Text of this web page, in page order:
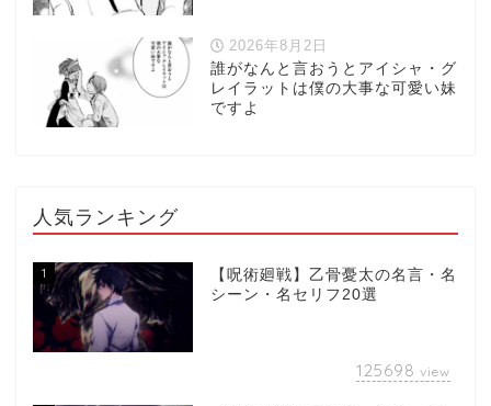
2026年8月2日
誰がなんと言おうとアイシャ・グ
レイラットは僕の大事な可愛い妹
ですよ
人気ランキング
1
【呪術廻戦】乙骨憂太の名言・名
シーン・名セリフ20選
125698 view